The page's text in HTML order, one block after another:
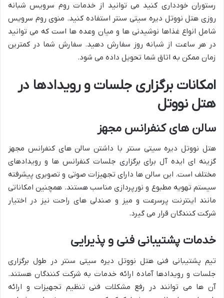
رستوران خودداری کنید می توانید از خدمات روم سرویس شبانه
روزی هتل نووتل دیره سیتی سنتر استفاده کنید. منوی روم سرویس
شامل انواع غذاها نوشیدنی ها و میان وعده ها است که می توانید
در هر ساعت از شبانه روز سفارش دهید. سفارش شما در کمترین
زمان ممکن به اتاق شما تحویل داده می شود.
امکانات برگزاری جلسات و رویدادها در
هتل نووتل
سالن های کنفرانس مجهز
هتل نووتل دیره سیتی سنتر با داشتن سالن های کنفرانس مجهز
گزینه ای ایده آل برای برگزاری جلسات کنفرانس ها و رویدادهای
مختلف است. این سالن ها دارای تجهیزات صوتی و تصویری پیشرفته
سیستم تهویه مطبوع و نورپردازی مناسب هستند. همچنین امکاناتی
مانند اینترنت پرسرعت و میز و صندلی های راحت نیز در اختیار
شرکت کنندگان قرار می گیرد.
خدمات پشتیبانی فنی و پذیرایی
تیم پشتیبانی فنی هتل نووتل دیره سیتی سنتر در طول برگزاری
جلسات و رویدادها آماده ارائه خدمات به شرکت کنندگان هستند.
آن ها می توانند در رفع مشکلات فنی تنظیم تجهیزات و ارائه